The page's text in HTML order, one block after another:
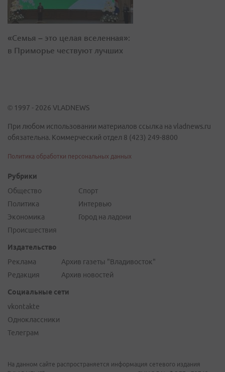
«Семья – это целая вселенная»:
в Приморье чествуют лучших
© 1997 - 2026 VLADNEWS
При любом использовании материалов ссылка на vladnews.ru
обязательна. Коммерческий отдел 8 (423) 249-8800
Политика обработки персональных данных
Рубрики
Общество
Политика
Экономика
Происшествия
Спорт
Интервью
Город на ладони
Издательство
Реклама
Редакция
Архив газеты "Владивосток"
Архив новостей
Социальные сети
vkontakte
Одноклассники
Телеграм
На данном сайте распространяется информация сетевого издания